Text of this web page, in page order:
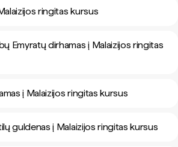
ringitas kursus
Emyratų dirhamas į Malaizijos ringitas
į Malaizijos ringitas kursus
guldenas į Malaizijos ringitas kursus